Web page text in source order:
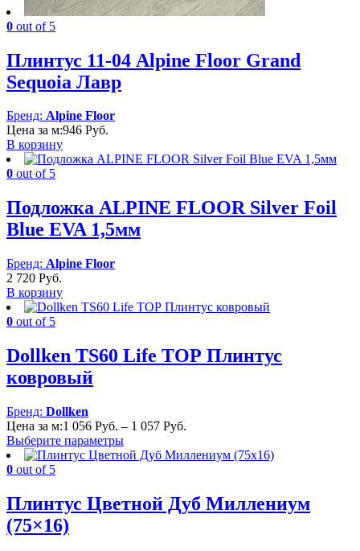
0 out of 5
Плинтус 11-04 Alpine Floor Grand
Sequoia Лавр
Бренд: Alpine Floor
Цена за м:946 Руб.
В корзину
0 out of 5
Подложка ALPINE FLOOR Silver Foil
Blue EVA 1,5мм
Бренд: Alpine Floor
2 720 Руб.
В корзину
0 out of 5
Dollken TS60 Life TOP Плинтус
ковровый
Бренд: Dollken
Цена за м:1 056 Руб. – 1 057 Руб.
1
057 Руб.
Выберите параметры
0 out of 5
Плинтус Цветной Дуб Миллениум
(75×16)